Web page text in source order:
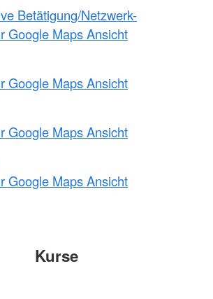
Betätigung/Netzwerk-
Google Maps Ansicht
Google Maps Ansicht
Google Maps Ansicht
Google Maps Ansicht
Kurse